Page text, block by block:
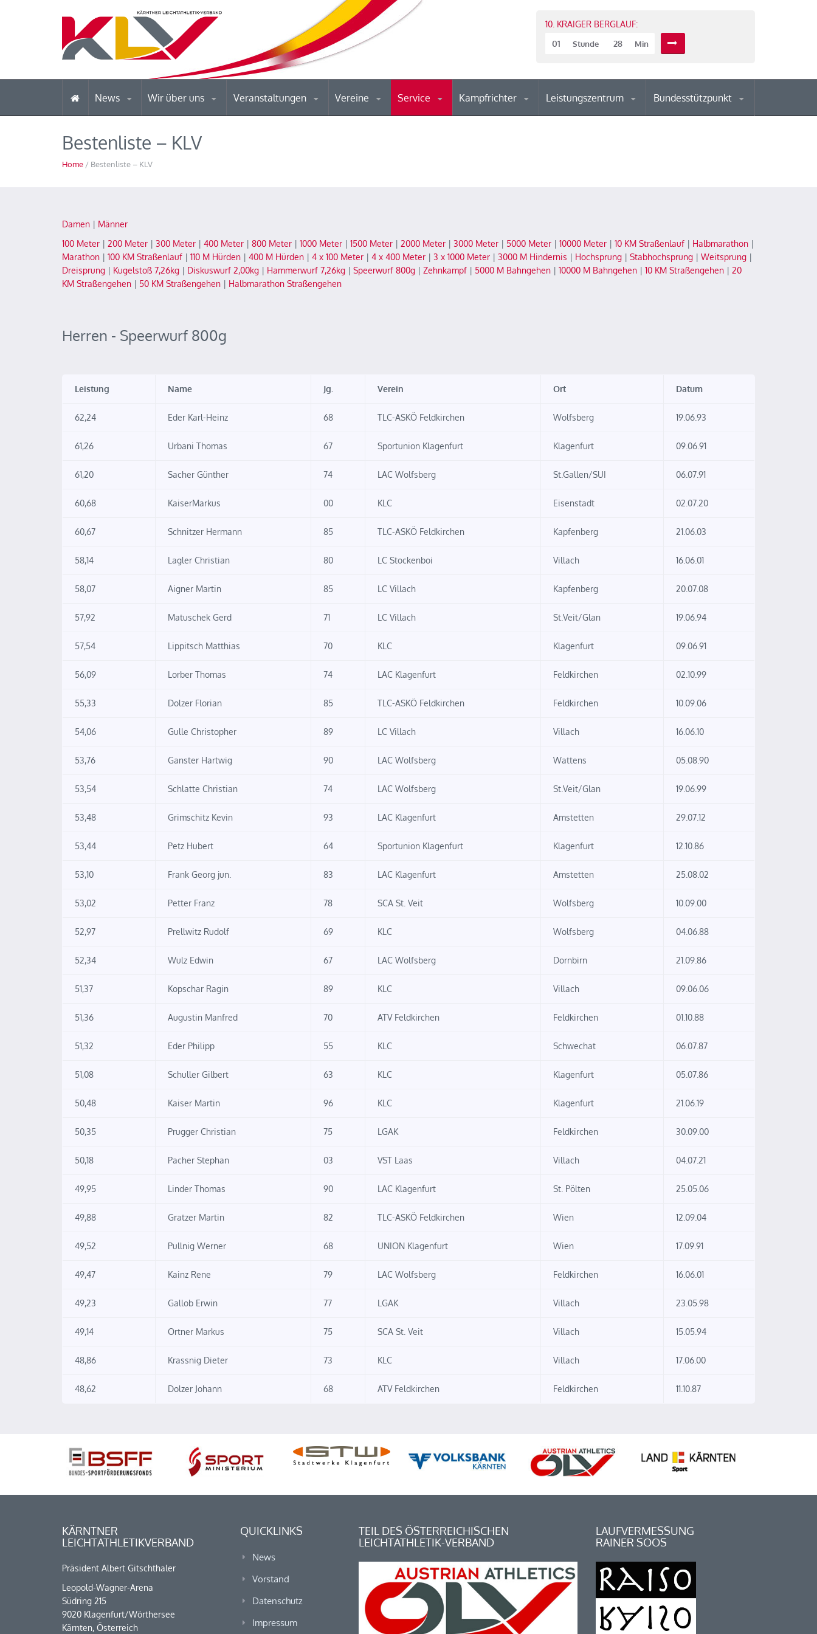
10. KRAIGER BERGLAUF:
01
Stunde 28 Min
News Wir über uns Veranstaltungen Vereine Service Kampfrichter Leistungszentrum Bundesstützpunkt
Bestenliste – KLV
Home / Bestenliste – KLV
Damen | Männer
100 Meter | 200 Meter | 300 Meter | 400 Meter | 800 Meter | 1000 Meter | 1500 Meter | 2000 Meter | 3000 Meter | 5000 Meter | 10000 Meter | 10 KM Straßenlauf | Halbmarathon |
Marathon | 100 KM Straßenlauf | 110 M Hürden | 400 M Hürden | 4 x 100 Meter | 4 x 400 Meter | 3 x 1000 Meter | 3000 M Hindernis | Hochsprung | Stabhochsprung | Weitsprung |
Dreisprung | Kugelstoß 7,26kg | Diskuswurf 2,00kg | Hammerwurf 7,26kg | Speerwurf 800g | Zehnkampf | 5000 M Bahngehen | 10000 M Bahngehen | 10 KM Straßengehen | 20
KM Straßengehen | 50 KM Straßengehen | Halbmarathon Straßengehen
Herren - Speerwurf 800g
Leistung Name Jg. Verein Ort Datum
62,24 Eder Karl-Heinz 68 TLC-ASKÖ Feldkirchen Wolfsberg 19.06.93
61,26 Urbani Thomas 67 Sportunion Klagenfurt Klagenfurt 09.06.91
61,20 Sacher Günther 74 LAC Wolfsberg St.Gallen/SUI 06.07.91
60,68 KaiserMarkus 00 KLC Eisenstadt 02.07.20
60,67 Schnitzer Hermann 85 TLC-ASKÖ Feldkirchen Kapfenberg 21.06.03
58,14 Lagler Christian 80 LC Stockenboi Villach 16.06.01
58,07 Aigner Martin 85 LC Villach Kapfenberg 20.07.08
57,92 Matuschek Gerd 71 LC Villach St.Veit/Glan 19.06.94
57,54 Lippitsch Matthias 70 KLC Klagenfurt 09.06.91
56,09 Lorber Thomas 74 LAC Klagenfurt Feldkirchen 02.10.99
55,33 Dolzer Florian 85 TLC-ASKÖ Feldkirchen Feldkirchen 10.09.06
54,06 Gulle Christopher 89 LC Villach Villach 16.06.10
53,76 Ganster Hartwig 90 LAC Wolfsberg Wattens 05.08.90
53,54 Schlatte Christian 74 LAC Wolfsberg St.Veit/Glan 19.06.99
53,48 Grimschitz Kevin 93 LAC Klagenfurt Amstetten 29.07.12
53,44 Petz Hubert 64 Sportunion Klagenfurt Klagenfurt 12.10.86
53,10 Frank Georg jun. 83 LAC Klagenfurt Amstetten 25.08.02
53,02 Petter Franz 78 SCA St. Veit Wolfsberg 10.09.00
52,97 Prellwitz Rudolf 69 KLC Wolfsberg 04.06.88
52,34 Wulz Edwin 67 LAC Wolfsberg Dornbirn 21.09.86
51,37 Kopschar Ragin 89 KLC Villach 09.06.06
51,36 Augustin Manfred 70 ATV Feldkirchen Feldkirchen 01.10.88
51,32 Eder Philipp 55 KLC Schwechat 06.07.87
51,08 Schuller Gilbert 63 KLC Klagenfurt 05.07.86
50,48 Kaiser Martin 96 KLC Klagenfurt 21.06.19
50,35 Prugger Christian 75 LGAK Feldkirchen 30.09.00
50,18 Pacher Stephan 03 VST Laas Villach 04.07.21
49,95 Linder Thomas 90 LAC Klagenfurt St. Pölten 25.05.06
49,88 Gratzer Martin 82 TLC-ASKÖ Feldkirchen Wien 12.09.04
49,52 Pullnig Werner 68 UNION Klagenfurt Wien 17.09.91
49,47 Kainz Rene 79 LAC Wolfsberg Feldkirchen 16.06.01
49,23 Gallob Erwin 77 LGAK Villach 23.05.98
49,14 Ortner Markus 75 SCA St. Veit Villach 15.05.94
48,86 Krassnig Dieter 73 KLC Villach 17.06.00
48,62 Dolzer Johann 68 ATV Feldkirchen Feldkirchen 11.10.87
KÄRNTNER
LEICHTATHLETIKVERBAND
Präsident Albert Gitschthaler
Leopold-Wagner-Arena
Südring 215
9020 Klagenfurt/Wörthersee
Kärnten, Österreich
QUICKLINKS
News
Vorstand
Datenschutz
Impressum
TEIL DES ÖSTERREICHISCHEN
LEICHTATHLETIK-VERBAND
LAUFVERMESSUNG
RAINER SOOS